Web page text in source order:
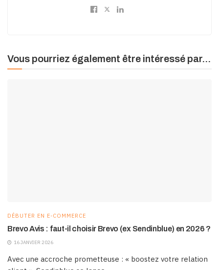
Vous pourriez également être intéressé par...
DÉBUTER EN E-COMMERCE
Brevo Avis : faut-il choisir Brevo (ex Sendinblue) en 2026 ?
16 JANVIER 2026
Avec une accroche prometteuse : « boostez votre relation